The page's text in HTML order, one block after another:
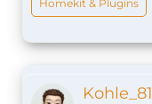
Homekit & Plugins
Kohle_81